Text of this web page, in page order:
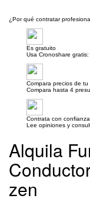
¿Por qué contratar
Es gratuito
Usa Cronoshare
Compara precios de tu
Compara hasta 4
Contrata con confianza
Lee opiniones y
Alquila
zen